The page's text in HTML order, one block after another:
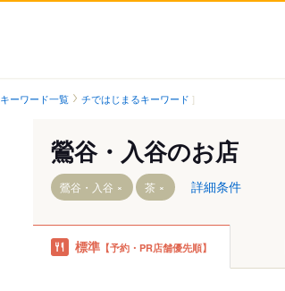
キーワード一覧 チではじまるキーワード
鶯谷・入谷のお店
鶯谷・入谷 茶 詳細条件
標準 【予約・PR店舗優先順】